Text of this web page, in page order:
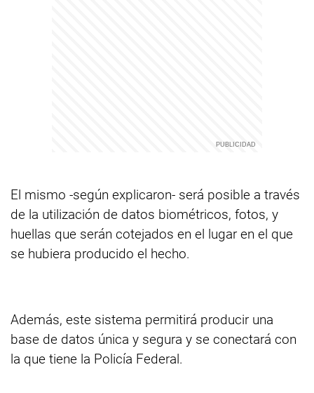
El mismo -según explicaron- será posible a través
de la utilización de datos biométricos, fotos, y
huellas que serán cotejados en el lugar en el que
se hubiera producido el hecho.
Además, este sistema permitirá producir una
base de datos única y segura y se conectará con
la que tiene la Policía Federal.